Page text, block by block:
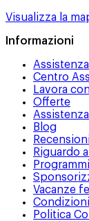
Visualizza la
Informazioni
Centro
Lavora
Offerte
Blog
Riguardo
Vacanze
Politica